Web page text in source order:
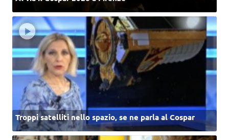
Troppi satelliti nello spazio, se ne parla al Cospar